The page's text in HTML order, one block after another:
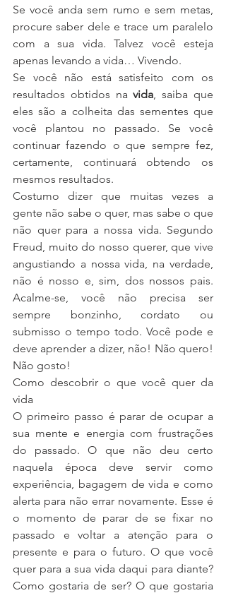
Se você anda sem rumo e sem metas,
procure saber dele e trace um paralelo
com a sua vida. Talvez você esteja
apenas levando a vida… Vivendo.
Se você não está satisfeito com os
resultados obtidos na vida, saiba que
eles são a colheita das sementes que
você plantou no passado. Se você
continuar fazendo o que sempre fez,
certamente, continuará obtendo os
mesmos resultados.
Costumo dizer que muitas vezes a
gente não sabe o quer, mas sabe o que
não quer para a nossa vida. Segundo
Freud, muito do nosso querer, que vive
angustiando a nossa vida, na verdade,
não é nosso e, sim, dos nossos pais.
Acalme-se, você não precisa ser
sempre bonzinho, cordato ou
submisso o tempo todo. Você pode e
deve aprender a dizer, não! Não quero!
Não gosto!
Como descobrir o que você quer da
vida
O primeiro passo é parar de ocupar a
sua mente e energia com frustrações
do passado. O que não deu certo
naquela época deve servir como
experiência, bagagem de vida e como
alerta para não errar novamente. Esse é
o momento de parar de se fixar no
passado e voltar a atenção para o
presente e para o futuro. O que você
quer para a sua vida daqui para diante?
Como gostaria de ser? O que gostaria